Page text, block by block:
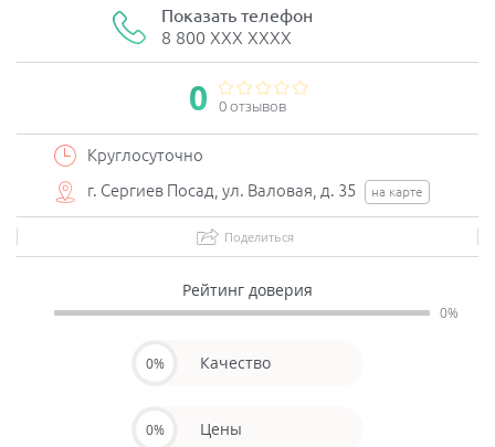
Показать телефон
8 800 XXX XXXX
0 0 отзывов
Круглосуточно
г. Сергиев Посад, ул. Валовая, д. 35
на карте
Поделиться
Рейтинг доверия
0%
0% Качество
0% Цены